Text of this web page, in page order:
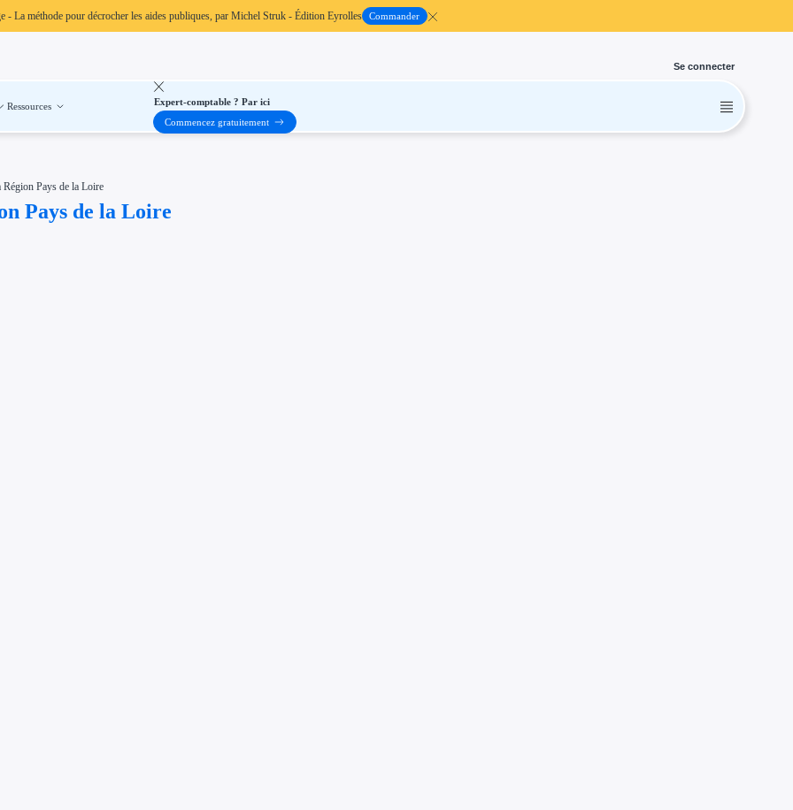
- La méthode pour décrocher les aides publiques, par Michel Struk - Édition Eyrolles Commander
Se connecter
Ressources
Expert-comptable ? Par ici
Commencez gratuitement
Pays de la Loire
Pays de la Loire